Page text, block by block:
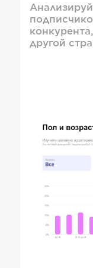
другой